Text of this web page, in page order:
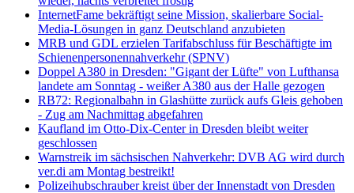
InternetFame bekräftigt seine Mission, skalierbare Social-
Media-Lösungen in ganz Deutschland anzubieten
MRB und GDL erzielen Tarifabschluss für Beschäftigte im
Schienenpersonennahverkehr (SPNV)
Doppel A380 in Dresden: "Gigant der Lüfte" von Lufthansa
landete am Sonntag - weißer A380 aus der Halle gezogen
RB72: Regionalbahn in Glashütte zurück aufs Gleis gehoben
- Zug am Nachmittag abgefahren
Kaufland im Otto-Dix-Center in Dresden bleibt weiter
geschlossen
Warnstreik im sächsischen Nahverkehr: DVB AG wird durch
ver.di am Montag bestreikt!
Polizeihubschrauber kreist über der Innenstadt von Dresden